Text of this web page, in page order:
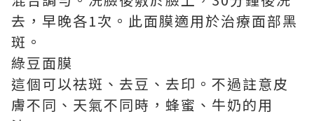
去，早晚各1次。此面膜適用於治療面部黑
斑。
綠豆面膜
這個可以祛斑、去豆、去印。不過註意皮
膚不同、天氣不同時，蜂蜜、牛奶的用